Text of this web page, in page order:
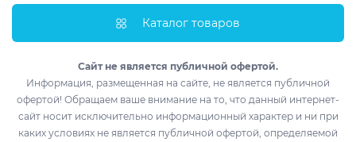
Полупромышленные кондиционеры
Обогреватели
Импортеры
Контакты
Возврат товара
Производители
Каталог товаров
Сайт не является публичной офертой.
Информация, размещенная на сайте, не является публичной
офертой! Обращаем ваше внимание на то, что данный интернет-
сайт носит исключительно информационный характер и ни при
каких условиях не является публичной офертой, определяемой